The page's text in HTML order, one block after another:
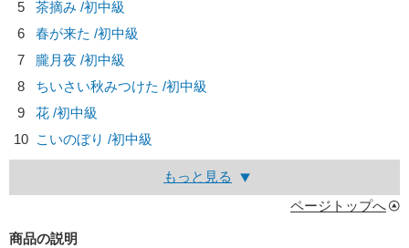
5
茶摘み /初中級
6
春が来た /初中級
7
朧月夜 /初中級
8
ちいさい秋みつけた /初中級
9
花 /初中級
10 こいのぼり /初中級
もっと見る
ページトップへ
商品の説明